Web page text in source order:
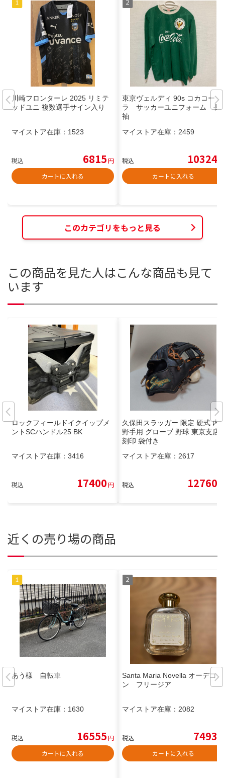
川崎フロンターレ 2025 リミテ
ッドユニ 複数選手サイン入り
マイストア在庫： 1523
税込 6815円
カートに入れる
東京ヴェルディ 90s コカコー
ラ サッカーユニフォーム 長
袖
マイストア在庫： 2459
税込 10324
カートに入れる
このカテゴリをもっと見る
この商品を見た人はこんな商品も見て
います
ロックフィールドイクイップメ
ントSCハンドル25 BK
マイストア在庫： 3416
税込 17400円
久保田スラッガー 限定 硬式 内
野手用 グローブ 野球 東京支店
刻印 袋付き
マイストア在庫： 2617
税込 12760
近くの売り場の商品
あう様 自転車
マイストア在庫： 1630
税込 16555円
カートに入れる
Santa Maria Novella オーデコロ
ン フリージア
マイストア在庫： 2082
税込 7493
カートに入れる